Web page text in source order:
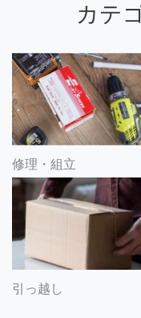
カテ
修理・組立
引っ越し